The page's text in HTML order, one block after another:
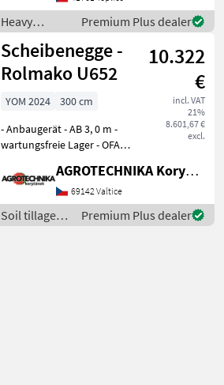
motohodin motor 82.4 kW
hmotnost 1
Heavy
equipment/
construction
machines /
Komatsu
Premium Plus dealer
Scheibenegge -
Rolmako U652
10.322
€
incl. VAT
21%
8.601,67 €
excl.
YOM 2024
300 cm
- Anbaugerät - AB 3, 0 m -
wartungsfreie Lager - OFAS-
V-Ring-Heckzylinder -
seitliche Nivellierplatten -
Maschinenbeleuchtung Das
V
AGROTECHNIKA Koryčánek s.r.o.
69142 Valtice
Soil tillage
equipment /
Premium Plus dealer